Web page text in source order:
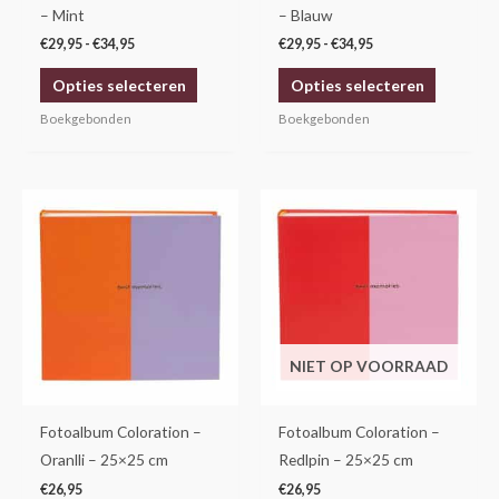
– Mint
€29,95 - €34,95
Opties selecteren
de
productpagina
Boekgebonden
– Blauw
€29,95 - €34,95
Opties selecteren
de
Boekgebonden
Fotoalbum Coloration –
Oranlli – 25×25 cm
€26,95
NIET OP VOORRAAD
Fotoalbum Coloration –
Redlpin – 25×25 cm
€26,95